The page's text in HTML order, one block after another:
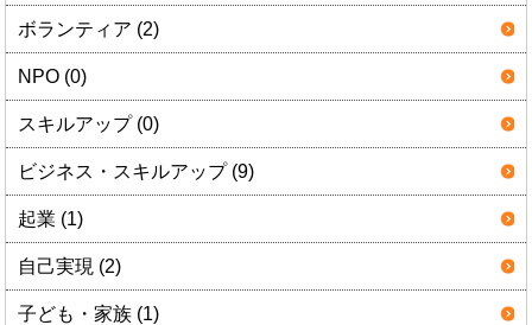
ボランティア (2)
NPO (0)
スキルアップ (0)
ビジネス・スキルアップ (9)
起業 (1)
自己実現 (2)
子ども・家族 (1)